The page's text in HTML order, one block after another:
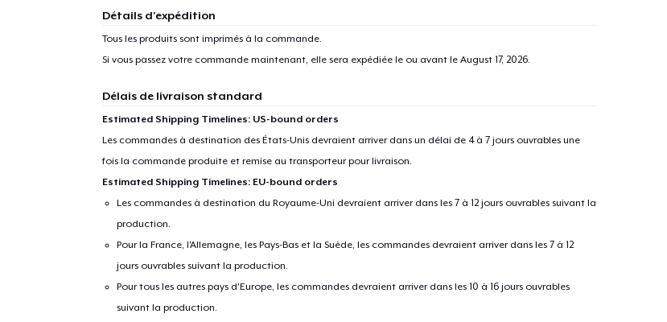
Détails d'expédition
Tous les produits sont imprimés à la commande.
Si vous passez votre commande maintenant, elle sera expédiée le ou avant le August 17, 2026.
Délais de livraison standard
Estimated Shipping Timelines: US-bound orders
Les commandes à destination des États-Unis devraient arriver dans un délai de 4 à 7 jours ouvrables une
fois la commande produite et remise au transporteur pour livraison.
Estimated Shipping Timelines: EU-bound orders
Les commandes à destination du Royaume-Uni devraient arriver dans les 7 à 12 jours ouvrables suivant la
production.
Pour la France, l'Allemagne, les Pays-Bas et la Suède, les commandes devraient arriver dans les 7 à 12
jours ouvrables suivant la production.
Pour tous les autres pays d'Europe, les commandes devraient arriver dans les 10 à 16 jours ouvrables
suivant la production.